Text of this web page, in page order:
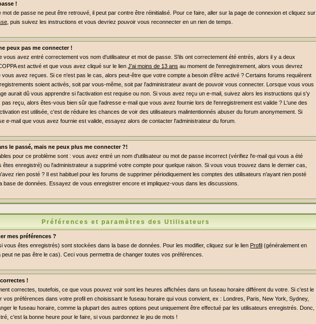
!
mot de passe ne peut être retrouvé, il peut par contre être réinitialisé. Pour ce faire, aller sur la page de connexion et cliquez sur
, puis suivez les instructions et vous devriez pouvoir vous reconnecter en un rien de temps.
peux pas me connecter !
vous avez entré correctement vos nom d'utilisateur et mot de passe. S'ils ont correctement été entrés, alors il y a deux
est activé et que vous avez cliqué sur le lien J'ai moins de 13 ans au moment de l'enregistrement, alors vous devrez
avez reçues. Si ce n'est pas le cas, alors peut-être que votre compte a besoin d'être activé ? Certains forums requièrent
soient activés, soit par vous-même, soit par l'administrateur avant de pouvoir vous connecter. Lorsque vous vous
aurait dû vous apprendre si l'activation est requise ou non. Si vous avez reçu un e-mail, suivez alors les instructions qui s'y
reçu, alors êtes-vous bien sûr que l'adresse e-mail que vous avez fournie lors de l'enregistrement est valide ? L'une des
est utilisée, c'est de réduire les chances de voir des utilisateurs malintentionnés abuser du forum anonymement. Si
e-mail que vous avez fournie est valide, essayez alors de contacter l'administrateur du forum.
le passé, mais ne peux plus me connecter ?!
pour ce problème sont : vous avez entré un nom d'utilisateur ou mot de passe incorrect (vérifiez l'e-mail qui vous a été
enregistré) ou l'administrateur a supprimé votre compte pour quelque raison. Si vous vous trouvez dans le dernier cas,
rien posté ? Il est habituel pour les forums de supprimer périodiquement les comptes des utilisateurs n'ayant rien posté
base de données. Essayez de vous enregistrer encore et impliquez-vous dans les discussions.
Préférences et paramètres des Utilisateurs
mes préférences ?
vous êtes enregistrés) sont stockées dans la base de données. Pour les modifier, cliquez sur le lien Profil (généralement en
ne pas être le cas). Ceci vous permettra de changer toutes vos préférences.
!
correctes, toutefois, ce que vous pouvez voir sont les heures affichées dans un fuseau horaire différent du votre. Si c'est le
vos préférences dans votre profil en choisissant le fuseau horaire qui vous convient, ex : Londres, Paris, New York, Sydney,
le fuseau horaire, comme la plupart des autres options peut uniquement être effectué par les utilisateurs enregistrés. Donc,
c'est la bonne heure pour le faire, si vous pardonnez le jeu de mots !